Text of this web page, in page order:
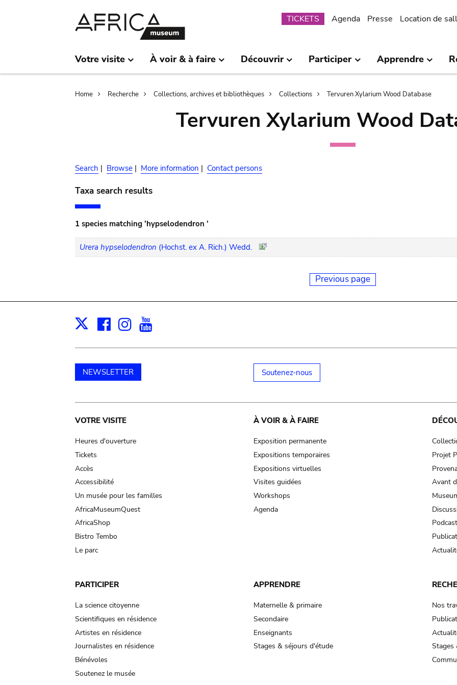
Submenu
TICKETS Agenda Presse Location de
Votre visite À voir & à faire Découvrir Participer Apprendre
Breadcrumb
Home Recherche Collections, archives et bibliothèques Collections Tervuren Xylarium Wood Database
Tervuren Xylarium Wood
Search | Browse | More information | Contact persons
Taxa search results
1 species matching 'hypselodendron '
Urera hypselodendron (Hochst. ex A. Rich.) Wedd.
Previous page
X Facebook
Instagram
NEWSLETTER Soutenez-nous
Main
navigation
VOTRE VISITE
Heures d'ouverture
Tickets
Accès
Accessibilité
Un musée pour les familles
AfricaMuseumQuest
AfricaShop
Bistro Tembo
Le parc
À VOIR & À FAIRE
Exposition permanente
Expositions temporaires
Expositions virtuelles
Visites guidées
Workshops
Agenda
Projet
Avant
PARTICIPER
La science citoyenne
Scientifiques en résidence
Artistes en résidence
Journalistes en résidence
Bénévoles
Soutenez le musée
APPRENDRE
Maternelle & primaire
Secondaire
Enseignants
Stages & séjours d'étude
Nos
Stages